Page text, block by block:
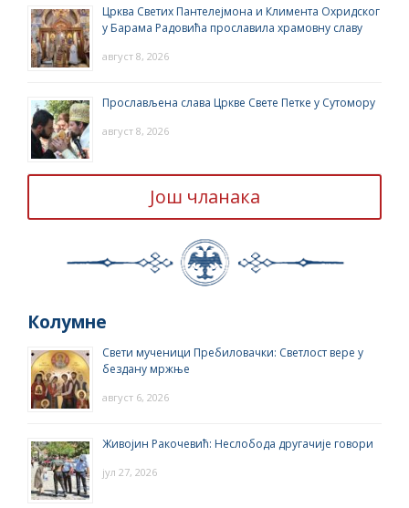
Црква Светих Пантелејмона и Климента Охридског
у Барама Радовића прославила храмовну славу
август 8, 2026
Прослављена слава Цркве Свете Петке у Сутомору
август 8, 2026
Још чланака
Колумне
Свети мученици Пребиловачки: Светлост вере у
бездану мржње
август 6, 2026
Живојин Ракочевић: Неслобода другачије говори
јул 27, 2026